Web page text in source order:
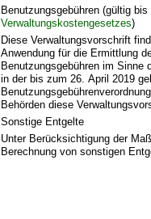
Benutzungsgebühren (gültig
Verwaltungskostengesetzes)
Diese Verwaltungsvorschrift
Anwendung für die Ermittlung
Benutzungsgebühren im Sinne
in der bis zum 26. April 2019
Behörden diese
Sonstige Entgelte
Unter Berücksichtigung der
Berechnung von sonstigen